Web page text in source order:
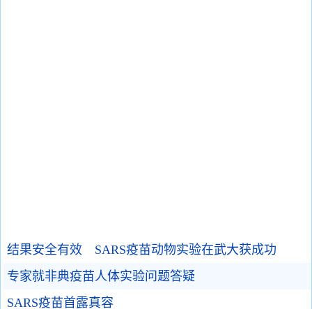
结果安全有效 SARS疫苗动物实验在武大获成功
专家就非典疫苗人体实验问题答疑
SARS疫苗首露真容